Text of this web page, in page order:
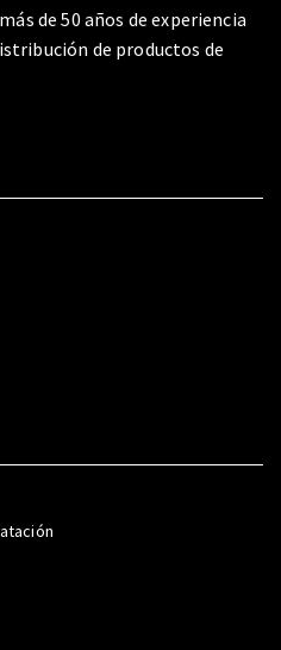
de 50 años de experiencia
de productos de